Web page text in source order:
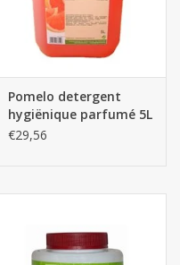
Pomelo detergent
hygiënique parfumé 5L
€29,56